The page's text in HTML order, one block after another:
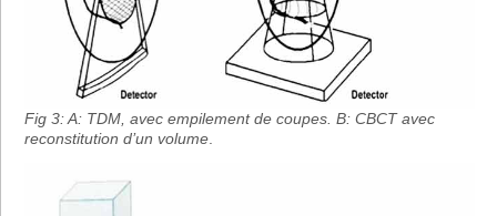
Fig 3: A: TDM, avec empilement de coupes. B: CBCT avec
reconstitution d’un volume.